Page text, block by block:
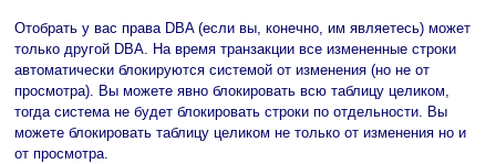
Отобрать у вас права DBA (если вы, конечно, им являетесь) может
только другой DBA. На время транзакции все измененные строки
автоматически блокируются системой от изменения (но не от
просмотра). Вы можете явно блокировать всю таблицу целиком,
тогда система не будет блокировать строки по отдельности. Вы
можете блокировать таблицу целиком не только от изменения но и
от просмотра.